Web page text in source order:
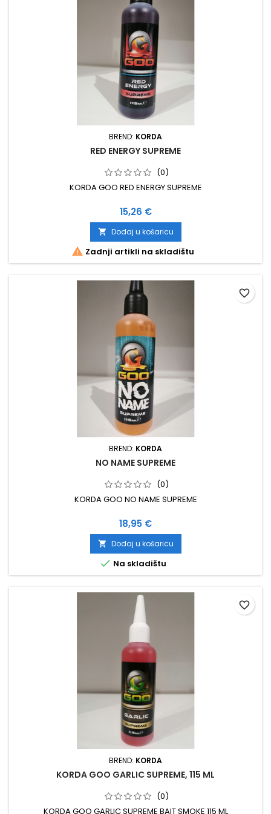
BREND: KORDA
RED ENERGY SUPREME
(0)
KORDA GOO RED ENERGY SUPREME
Cijena
15,26 €
 Dodaj u košaricu
 Zadnji artikli na skladištu
BREND: KORDA
NO NAME SUPREME
(0)
KORDA GOO NO NAME SUPREME
Cijena
18,95 €
 Dodaj u košaricu
 Na skladištu
favorite_border
BREND: KORDA
KORDA GOO GARLIC SUPREME, 115 ML
(0)
KORDA GOO GARLIC SUPREME BAIT SMOKE 115 ML
favorite_border